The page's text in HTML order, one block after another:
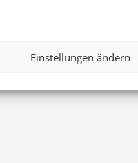
Einstellungen ändern